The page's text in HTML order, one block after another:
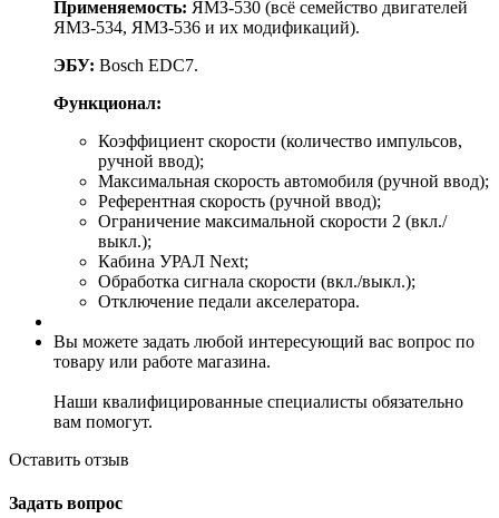
Применяемость: ЯМЗ-530 (всё семейство двигателей
ЯМЗ-534, ЯМЗ-536 и их модификаций).
ЭБУ: Bosch EDC7.
Функционал:
Коэффициент скорости (количество импульсов,
ручной ввод);
Максимальная скорость автомобиля (ручной ввод);
Референтная скорость (ручной ввод);
Ограничение максимальной скорости 2 (вкл./
выкл.);
Кабина УРАЛ Next;
Обработка сигнала скорости (вкл./выкл.);
Отключение педали акселератора.
Вы можете задать любой интересующий вас вопрос по
товару или работе магазина.
Наши квалифицированные специалисты обязательно
вам помогут.
Оставить отзыв
Задать вопрос